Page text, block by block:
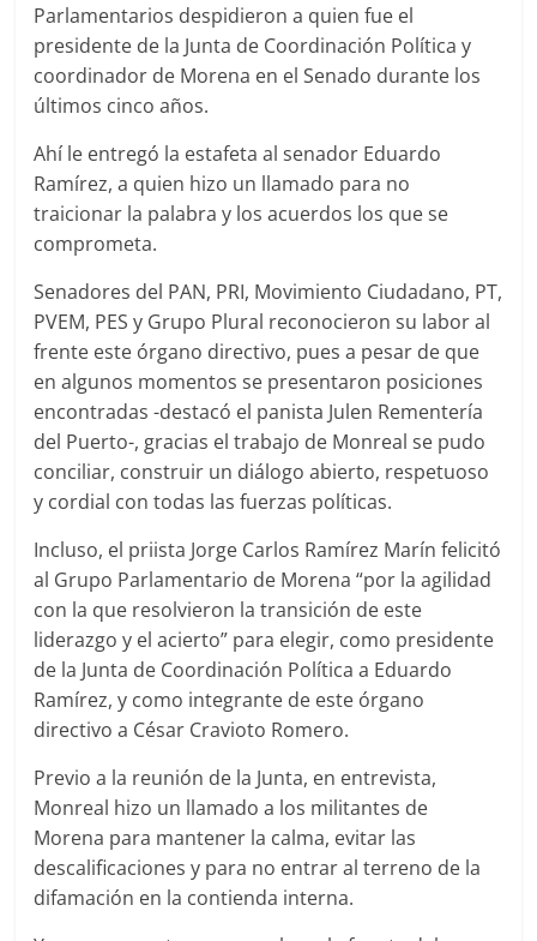
Parlamentarios despidieron a quien fue el
presidente de la Junta de Coordinación Política y
coordinador de Morena en el Senado durante los
últimos cinco años.
Ahí le entregó la estafeta al senador Eduardo
Ramírez, a quien hizo un llamado para no
traicionar la palabra y los acuerdos los que se
comprometa.
Senadores del PAN, PRI, Movimiento Ciudadano, PT,
PVEM, PES y Grupo Plural reconocieron su labor al
frente este órgano directivo, pues a pesar de que
en algunos momentos se presentaron posiciones
encontradas -destacó el panista Julen Rementería
del Puerto-, gracias el trabajo de Monreal se pudo
conciliar, construir un diálogo abierto, respetuoso
y cordial con todas las fuerzas políticas.
Incluso, el priista Jorge Carlos Ramírez Marín felicitó
al Grupo Parlamentario de Morena “por la agilidad
con la que resolvieron la transición de este
liderazgo y el acierto” para elegir, como presidente
de la Junta de Coordinación Política a Eduardo
Ramírez, y como integrante de este órgano
directivo a César Cravioto Romero.
Previo a la reunión de la Junta, en entrevista,
Monreal hizo un llamado a los militantes de
Morena para mantener la calma, evitar las
descalificaciones y para no entrar al terreno de la
difamación en la contienda interna.